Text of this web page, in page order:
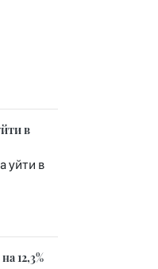
в
уйти в
12,3%